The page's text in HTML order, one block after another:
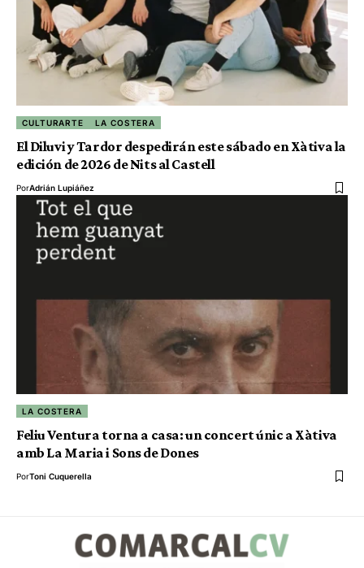
CULTURARTE LA COSTERA
El Diluvi y Tardor despedirán este sábado en Xàtiva la
edición de 2026 de Nits al Castell
PorAdrián Lupiáñez
LA COSTERA
Feliu Ventura torna a casa: un concert únic a Xàtiva
amb La Maria i Sons de Dones
PorToni Cuquerella